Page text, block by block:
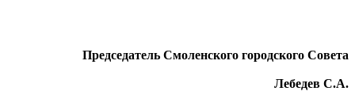
Председатель Смоленского городского Совета
Лебедев С.А.